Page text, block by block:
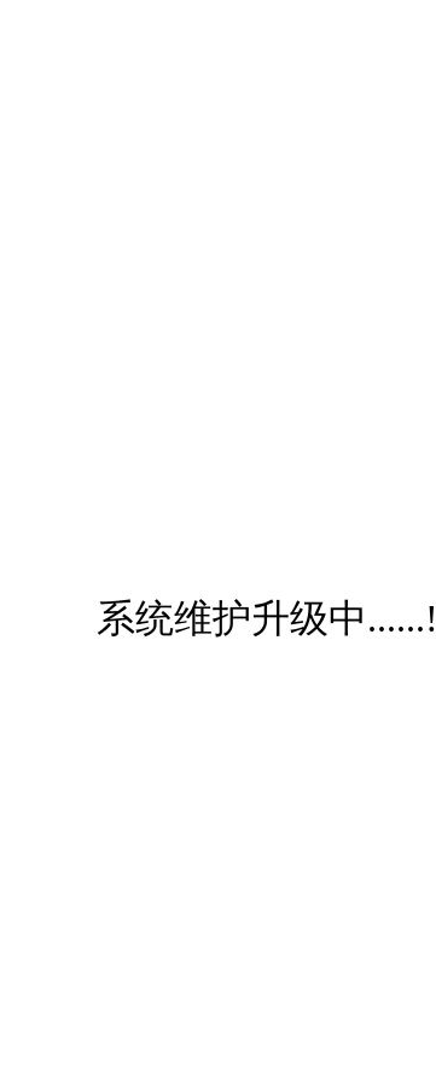
系统维护升级中......!